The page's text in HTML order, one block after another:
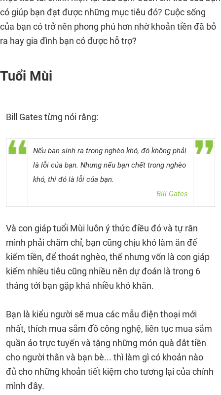
có giúp bạn đạt được những mục tiêu đó? Cuộc sống
của bạn có trở nên phong phú hơn nhờ khoản tiền đã bỏ
ra hay gia đình bạn có được hỗ trợ?
Tuổi Mùi
Bill Gates từng nói rằng:
Nếu bạn sinh ra trong nghèo khó, đó không phải
là lỗi của bạn. Nhưng nếu bạn chết trong nghèo
khó, thì đó là lỗi của bạn.
Bill Gates
Và con giáp tuổi Mùi luôn ý thức điều đó và tự răn
mình phải chăm chỉ, bạn cũng chịu khó làm ăn để
kiếm tiền, để thoát nghèo, thế nhưng vốn là con giáp
kiếm nhiều tiêu cũng nhiều nên dự đoán là trong 6
tháng tới bạn gặp khá nhiều khó khăn.
Bạn là kiểu người sẽ mua các mẫu điện thoại mới
nhất, thích mua sắm đồ công nghệ, liên tục mua sắm
quần áo trực tuyến và tặng những món quà đắt tiền
cho người thân và bạn bè... thì làm gì có khoản nào
đủ cho những khoản tiết kiệm cho tương lại của chính
mình đây.